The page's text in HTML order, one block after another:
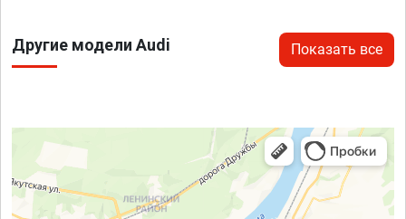
Другие модели Audi Показать все